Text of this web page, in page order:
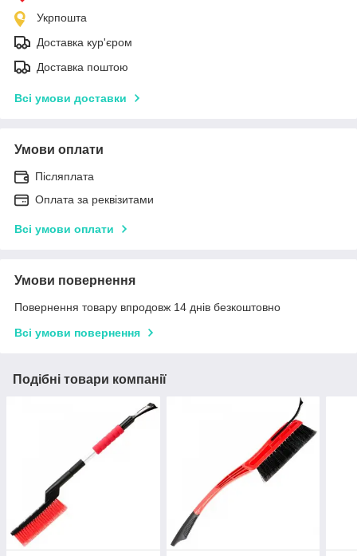
Укрпошта
Доставка кур'єром
Доставка поштою
Всі умови доставки
Умови оплати
Післяплата
Оплата за реквізитами
Всі умови оплати
Умови повернення
Повернення товару впродовж 14 днів безкоштовно
Всі умови повернення
Подібні товари компанії